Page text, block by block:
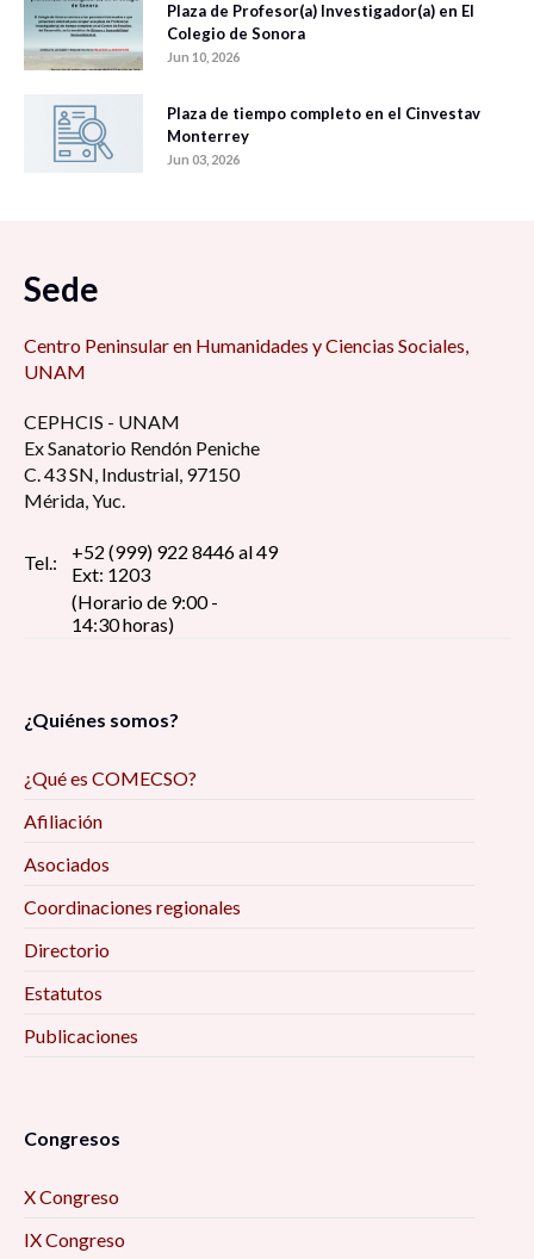
Plaza de Profesor(a) Investigador(a) en El
Colegio de Sonora
Jun 10, 2026
Plaza de tiempo completo en el Cinvestav
Monterrey
Jun 03, 2026
Sede
Centro Peninsular en Humanidades y Ciencias Sociales,
UNAM
CEPHCIS - UNAM
Ex Sanatorio Rendón Peniche
C. 43 SN, Industrial, 97150
Mérida, Yuc.
Tel.:
+52 (999) 922 8446 al 49
Ext: 1203
(Horario de 9:00 -
14:30 horas)
¿Quiénes somos?
¿Qué es COMECSO?
Afiliación
Asociados
Coordinaciones regionales
Directorio
Estatutos
Publicaciones
Congresos
X Congreso
IX Congreso